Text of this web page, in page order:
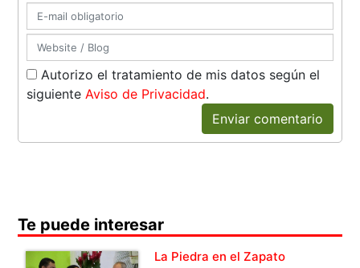
Autorizo el tratamiento de mis datos según el
siguiente Aviso de Privacidad.
Enviar comentario
Te puede interesar
La Piedra en el Zapato